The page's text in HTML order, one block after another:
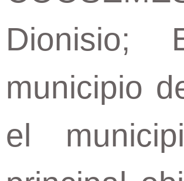
Dionisio;
municipio
el